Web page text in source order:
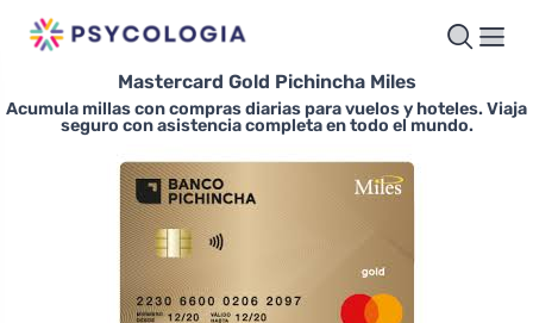
Mastercard Gold Pichincha Miles
Acumula millas con compras diarias para vuelos y hoteles. Viaja
seguro con asistencia completa en todo el mundo.